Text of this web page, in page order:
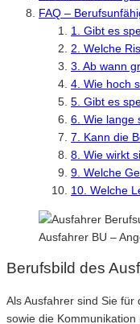
FAQ –
1. Gibt es
2. Welche
3. Ab wann
4. Wie hoch
5. Gibt es
6. Wie lange
7. Kann die
8. Wie wirkt
9. Welche
10. Welche
Ausfahrer BU –
Berufsbild des
Als Ausfahrer sind Sie
sowie die